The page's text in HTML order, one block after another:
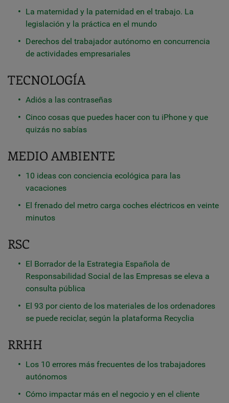
La maternidad y la paternidad en el trabajo. La
legislación y la práctica en el mundo
Derechos del trabajador autónomo en concurrencia
de actividades empresariales
TECNOLOGÍA
Adiós a las contraseñas
Cinco cosas que puedes hacer con tu iPhone y que
quizás no sabías
MEDIO AMBIENTE
10 ideas con conciencia ecológica para las
vacaciones
El frenado del metro carga coches eléctricos en veinte
minutos
RSC
El Borrador de la Estrategia Española de
Responsabilidad Social de las Empresas se eleva a
consulta pública
El 93 por ciento de los materiales de los ordenadores
se puede reciclar, según la plataforma Recyclia
RRHH
Los 10 errores más frecuentes de los trabajadores
autónomos
Cómo impactar más en el negocio y en el cliente